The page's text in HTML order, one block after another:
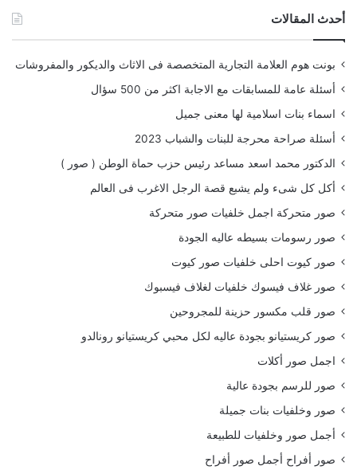
أحدث المقالات
بونت هوم العلامة التجارية المتخصصة فى الاثاث والديكور والمفروشات
أسئلة عامة للمسابقات مع الاجابة اكثر من 500 سؤال
اسماء بنات اسلامية لها معنى جميل
أسئلة صراحة محرجة للبنات والشباب 2023
الدكتور محمد اسعد مساعد رئيس حزب حماة الوطن ( صور )
أكل كل شىء ولم يشبع قصة الرجل الاغرب فى العالم
صور متحركة اجمل خلفيات صور متحركة
صور رسومات بسيطه عاليه الجودة
صور كيوت احلى خلفيات صور كيوت
صور غلاف فيسوك خلفيات لغلاف فيسبوك
صور قلب مكسور حزينة للمجروحين
صور كريستيانو بجودة عاليه لكل محبي كريستيانو رونالدو
اجمل صور أكلات
صور للرسم بجودة عالية
صور وخلفيات بنات جميلة
أجمل صور وخلفيات للطبيعة
صور أفراح أجمل صور أفراح